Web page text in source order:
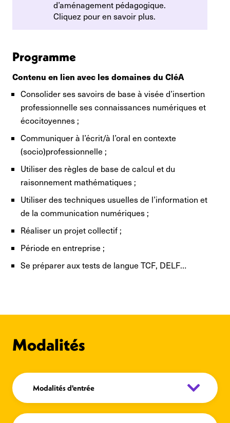
d’aménagement pédagogique.
Cliquez pour en savoir plus.
Programme
Contenu en lien avec les domaines du CléA
Consolider ses savoirs de base à visée d’insertion
professionnelle ses connaissances numériques et
écocitoyennes ;
Communiquer à l’écrit/à l’oral en contexte
(socio)professionnelle ;
Utiliser des règles de base de calcul et du
raisonnement mathématiques ;
Utiliser des techniques usuelles de l’information et
de la communication numériques ;
Réaliser un projet collectif ;
Période en entreprise ;
Se préparer aux tests de langue TCF, DELF…
Modalités
Modalités d'entrée